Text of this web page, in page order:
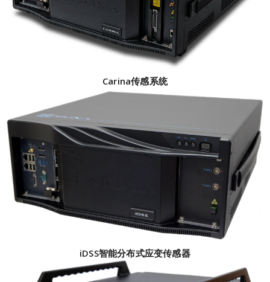
Carina传感系统
iDSS智能分布式应变传感器